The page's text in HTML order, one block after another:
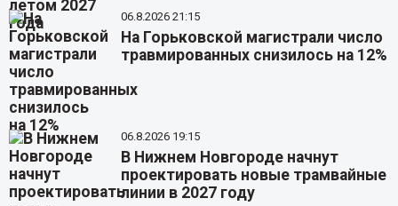
06.8.2026 21:15
На Горьковской магистрали число
травмированных снизилось на 12%
06.8.2026 19:15
В Нижнем Новгороде начнут
проектировать новые трамвайные
линии в 2027 году